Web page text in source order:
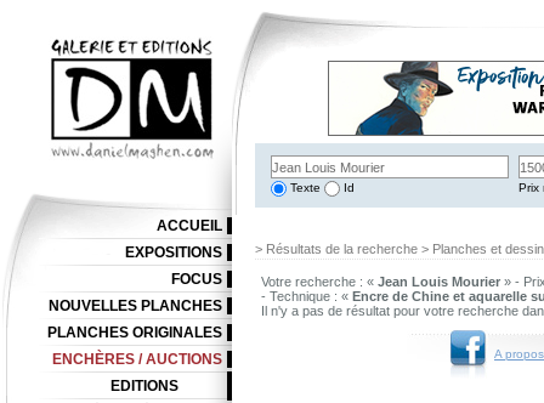
Texte Id Prix
> Résultats de la recherche > Planches et
Votre recherche : « Jean Louis Mourier » -
- Technique : « Encre de Chine et aquarelle
Il n'y a pas de résultat pour votre recherche
A
ACCUEIL
EXPOSITIONS
FOCUS
NOUVELLES PLANCHES
PLANCHES ORIGINALES
ENCHÈRES / AUCTIONS
EDITIONS